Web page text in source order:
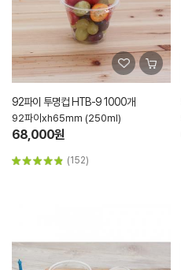
92파이 투명컵 HTB-9 1000개
92파이xh65mm (250ml)
68,000원
(152)